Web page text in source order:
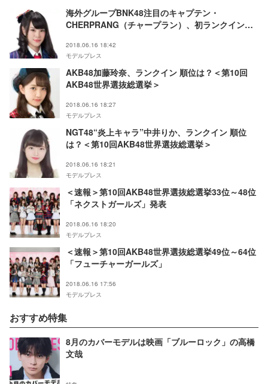
海外グループBNK48注目のキャプテン・
CHERPRANG（チャープラン）、初ランクイン
抜総選挙＞
2018.06.16 18:42
モデルプレス
AKB48加藤玲奈、ランクイン 順位は？＜第10回
AKB48世界選抜総選挙＞
2018.06.16 18:27
モデルプレス
NGT48“炎上キャラ”中井りか、ランクイン 順位
は？＜第10回AKB48世界選抜総選挙＞
2018.06.16 18:21
モデルプレス
＜速報＞第10回AKB48世界選抜総選挙33位～48位
「ネクストガールズ」発表
2018.06.16 18:20
モデルプレス
＜速報＞第10回AKB48世界選抜総選挙49位～64位
「フューチャーガールズ」
2018.06.16 17:56
モデルプレス
おすすめ特集
8月のカバーモデルは映画「ブルーロック」の高橋
文哉